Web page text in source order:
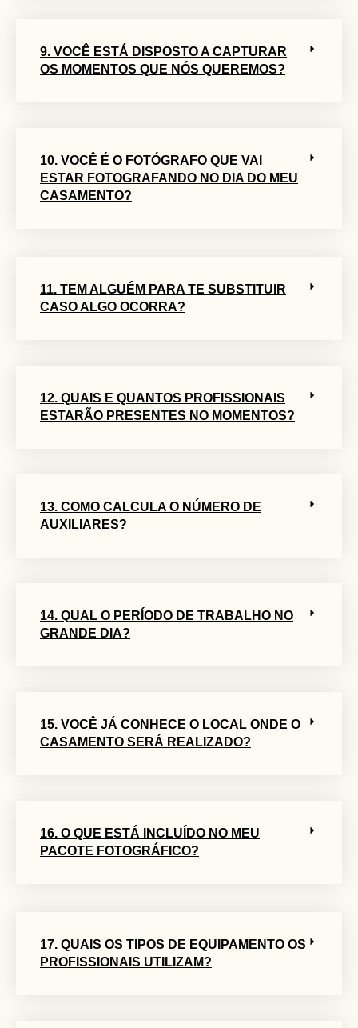
9. VOCÊ ESTÁ DISPOSTO A CAPTURAR
OS MOMENTOS QUE NÓS QUEREMOS?
10. VOCÊ É O FOTÓGRAFO QUE VAI
ESTAR FOTOGRAFANDO NO DIA DO MEU
CASAMENTO?
11. TEM ALGUÉM PARA TE SUBSTITUIR
CASO ALGO OCORRA?
12. QUAIS E QUANTOS PROFISSIONAIS
ESTARÃO PRESENTES NO MOMENTOS?
13. COMO CALCULA O NÚMERO DE
AUXILIARES?
14. QUAL O PERÍODO DE TRABALHO NO
GRANDE DIA?
15. VOCÊ JÁ CONHECE O LOCAL ONDE O
CASAMENTO SERÁ REALIZADO?
16. O QUE ESTÁ INCLUÍDO NO MEU
PACOTE FOTOGRÁFICO?
17. QUAIS OS TIPOS DE EQUIPAMENTO OS
PROFISSIONAIS UTILIZAM?